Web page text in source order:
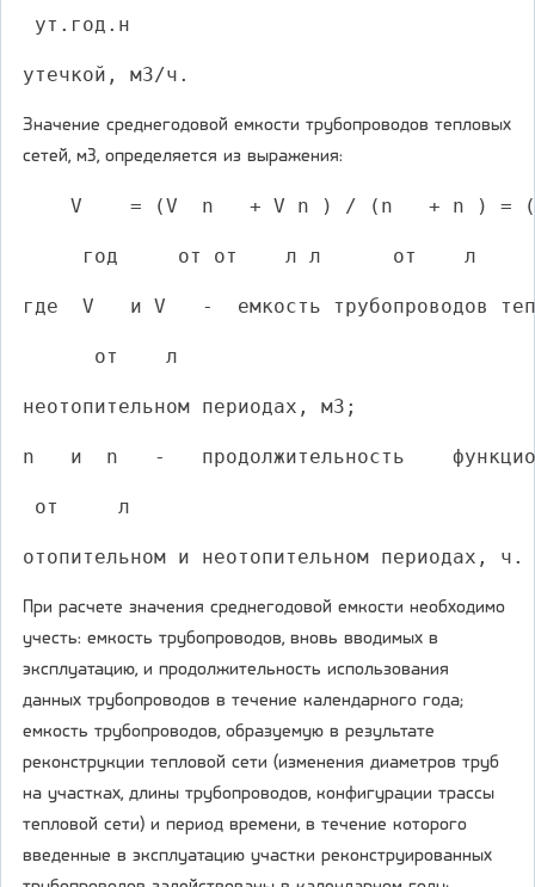
ут.год.н
утечкой, м3/ч.
Значение среднегодовой емкости трубопроводов тепловых
сетей, м3, определяется из выражения:
V    = (V  n   + V n ) / (n   + n ) =
год     от от    л л      от    л
где  V   и V   -  емкость трубопроводов
      от    л
неотопительном периодах, м3;
n   и  n   -   продолжительность
от     л
отопительном и неотопительном периодах, ч.
При расчете значения среднегодовой емкости необходимо
учесть: емкость трубопроводов, вновь вводимых в
эксплуатацию, и продолжительность использования
данных трубопроводов в течение календарного года;
емкость трубопроводов, образуемую в результате
реконструкции тепловой сети (изменения диаметров труб
на участках, длины трубопроводов, конфигурации трассы
тепловой сети) и период времени, в течение которого
введенные в эксплуатацию участки реконструированных